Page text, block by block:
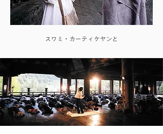
スワミ・カーティケヤンと